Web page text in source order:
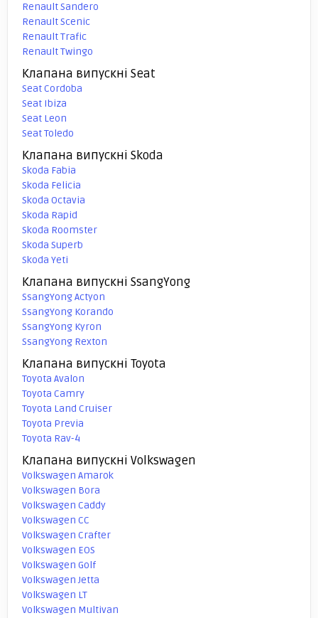
Renault Sandero
Renault Scenic
Renault Trafic
Renault Twingo
Клапана випускні Seat
Seat Cordoba
Seat Ibiza
Seat Leon
Seat Toledo
Клапана випускні Skoda
Skoda Fabia
Skoda Felicia
Skoda Octavia
Skoda Rapid
Skoda Roomster
Skoda Superb
Skoda Yeti
Клапана випускні SsangYong
SsangYong Actyon
SsangYong Korando
SsangYong Kyron
SsangYong Rexton
Клапана випускні Toyota
Toyota Avalon
Toyota Camry
Toyota Land Cruiser
Toyota Previa
Toyota Rav-4
Клапана випускні Volkswagen
Volkswagen Amarok
Volkswagen Bora
Volkswagen Caddy
Volkswagen CC
Volkswagen Crafter
Volkswagen EOS
Volkswagen Golf
Volkswagen Jetta
Volkswagen LT
Volkswagen Multivan